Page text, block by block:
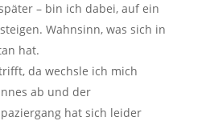
– bin ich dabei, auf ein
Wahnsinn, was sich in
hat.
da wechsle ich mich
ab und der
hat sich leider